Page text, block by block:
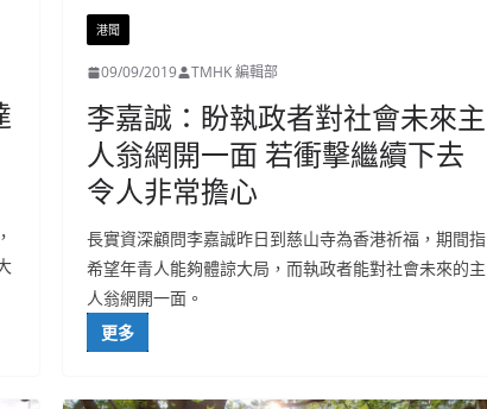
港聞
09/09/2019 TMHK 編輯部
李嘉誠：盼執政者對社會未來主
人翁網開一面 若衝擊繼續下去
令人非常擔心
長實資深顧問李嘉誠昨日到慈山寺為香港祈福，期間指
希望年青人能夠體諒大局，而執政者能對社會未來的主
人翁網開一面。
更多